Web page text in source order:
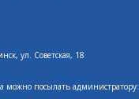
ул. Советская, 18
можно посылать администратору: